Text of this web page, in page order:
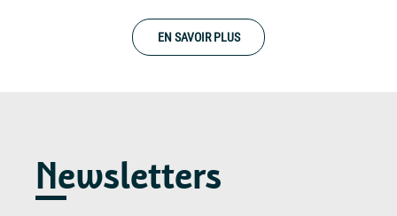
EN SAVOIR PLUS
Newsletters